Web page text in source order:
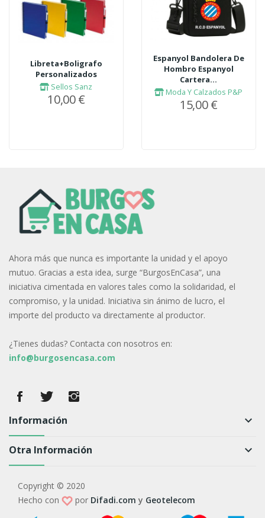
Libreta+Boligrafo
Personalizados
Sellos Sanz
10,00 €
Espanyol Bandolera De
Hombro Espanyol
Cartera...
Moda Y Calzados P&P
15,00 €
Ahora más que nunca es importante la unidad y el apoyo
mutuo. Gracias a esta idea, surge “BurgosEnCasa”, una
iniciativa cimentada en valores tales como la solidaridad, el
compromiso, y la unidad. Iniciativa sin ánimo de lucro, el
importe del producto va directamente al productor.
¿Tienes dudas? Contacta con nosotros en:
info@burgosencasa.com
Información keyboard_arrow_down
Otra Información keyboard_arrow_down
Copyright © 2020
Hecho con
por Difadi.com y Geotelecom